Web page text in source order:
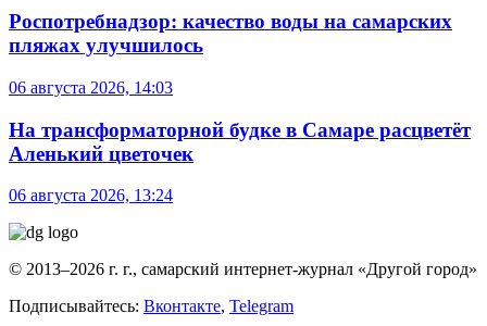
Роспотребнадзор: качество воды на самарских
пляжах улучшилось
06 августа 2026, 14:03
На трансформаторной будке в Самаре расцветёт
Аленький цветочек
06 августа 2026, 13:24
© 2013–2026 г. г., самарский интернет-журнал «Другой город»
Подписывайтесь: Вконтакте, Telegram